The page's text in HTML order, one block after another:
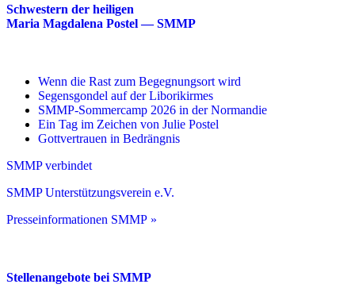
Schwestern der heiligen
Maria Magdalena Postel — SMMP
Wenn die Rast zum Begegnungsort wird
Segensgondel auf der Liborikirmes
SMMP-Sommercamp 2026 in der Normandie
Ein Tag im Zeichen von Julie Postel
Gottvertrauen in Bedrängnis
SMMP verbindet
SMMP Unterstützungsverein e.V.
Presseinformationen SMMP »
Stellenangebote bei SMMP